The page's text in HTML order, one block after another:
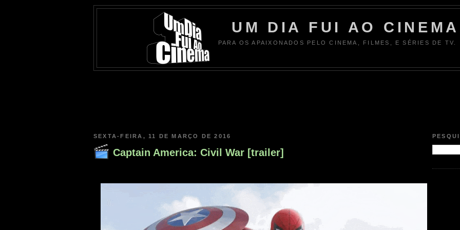
UM DIA FUI AO CINEMA
PARA OS APAIXONADOS PELO CINEMA, FILMES, E SÉRIES DE TV.
SEXTA-FEIRA, 11 DE MARÇO DE 2016
Captain America: Civil War [trailer]